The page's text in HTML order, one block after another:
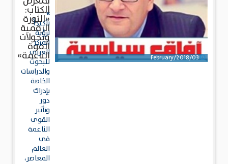
03/February/2018
الكتاب:
«الثورة
الرقمية
وتحولات
القوة
الناعمة»
»
تأكيداً
لرؤية
المركز
العربي
للبحوث
والدراسات
الخاصة
بإدراك
دور
وتأثير
القوى
الناعمة
في
العالم
المعاصر،